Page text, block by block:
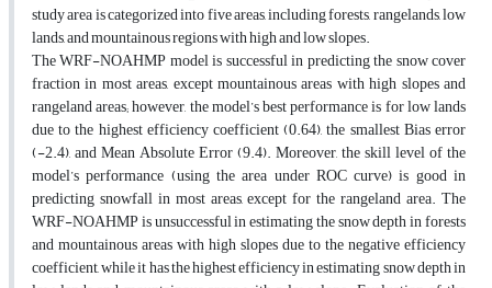
study area is categorized into five areas, including forests, rangelands, low
lands, and mountainous regions with high and low slopes.
The WRF-NOAHMP model is successful in predicting the snow cover
fraction in most areas, except mountainous areas with high slopes and
rangeland areas; however, the model’s best performance is for low lands
due to the highest efficiency coefficient (0.64), the smallest Bias error
(-2.4), and Mean Absolute Error (9.4). Moreover, the skill level of the
model’s performance (using the area under ROC curve) is good in
predicting snowfall in most areas, except for the rangeland area. The
WRF-NOAHMP is unsuccessful in estimating the snow depth in forests
and mountainous areas with high slopes due to the negative efficiency
coefficient, while it has the highest efficiency in estimating snow depth in